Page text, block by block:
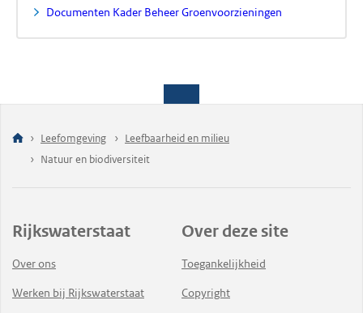
Documenten Kader Beheer Groenvoorzieningen
Leefomgeving
Leefbaarheid en milieu
Natuur en biodiversiteit
Rijkswaterstaat
Over ons
Werken bij Rijkswaterstaat
Over deze site
Toegankelijkheid
Copyright